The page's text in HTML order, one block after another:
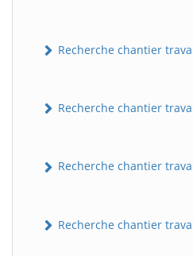
Recherche chantier
Recherche chantier
Recherche chantier
Recherche chantier